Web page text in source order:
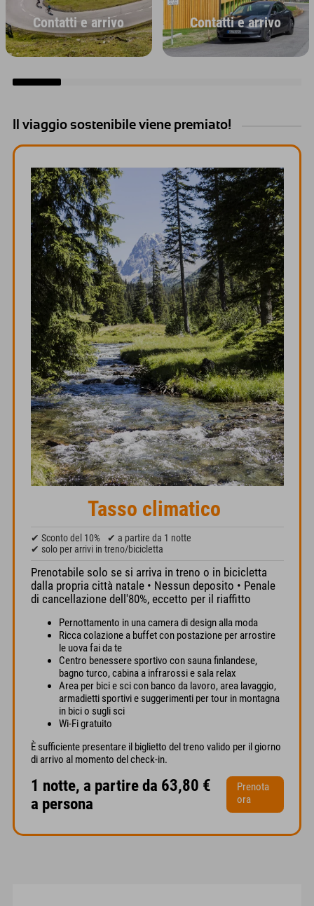
Contatti e arrivo Contatti e arrivo
Il viaggio sostenibile viene premiato!
Tasso climatico
✔ Sconto del 10%
✔ a partire da 1 notte
✔ solo per arrivi in treno/bicicletta
Prenotabile solo se si arriva in treno o in bicicletta
dalla propria città natale • Nessun deposito • Penale
di cancellazione dell'80%, eccetto per il riaffitto
Pernottamento in una camera di design alla moda
Ricca colazione a buffet con postazione per arrostire
le uova fai da te
Centro benessere sportivo con sauna finlandese,
bagno turco, cabina a infrarossi e sala relax
Area per bici e sci con banco da lavoro, area lavaggio,
armadietti sportivi e suggerimenti per tour in montagna
in bici o sugli sci
Wi-Fi gratuito
È sufficiente presentare il biglietto del treno valido per il giorno
di arrivo al momento del check-in.
1 notte, a partire da 63,80 €
a persona
Prenota
ora